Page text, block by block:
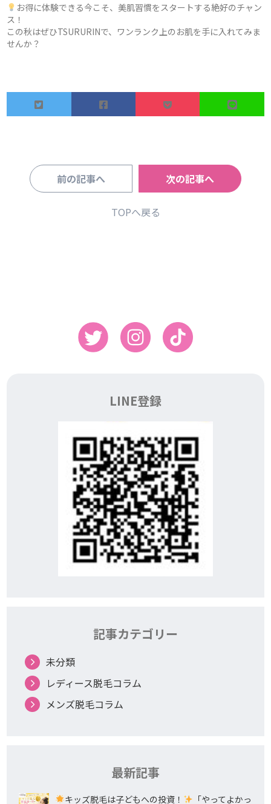
お得に体験できる今こそ、美肌習慣をスタートする絶好のチャン
ス！
この秋はぜひTSURURINで、ワンランク上のお肌を手に入れてみま
せんか？
前の記事へ 次の記事へ
TOPへ戻る
LINE登録
記事カテゴリー
未分類
レディース脱毛コラム
メンズ脱毛コラム
最新記事
キッズ脱毛は子どもへの投資！ 「やってよかっ